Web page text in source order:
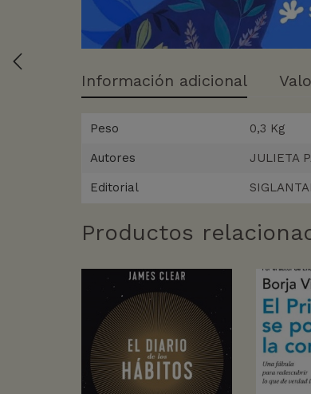
Información adicional
Peso 0,3 Kg
Autores JULIETA
Editorial
Productos